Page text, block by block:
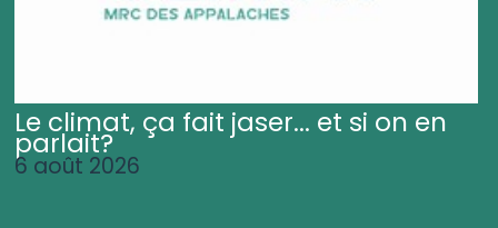
Le climat, ça fait jaser... et si on en
parlait?
6 août 2026